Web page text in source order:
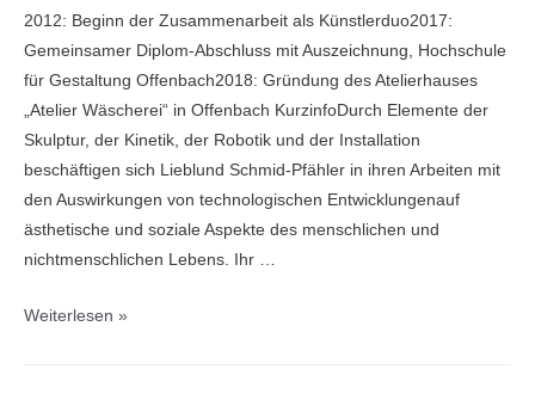
2012: Beginn der Zusammenarbeit als Künstlerduo2017:
Gemeinsamer Diplom-Abschluss mit Auszeichnung, Hochschule
für Gestaltung Offenbach2018: Gründung des Atelierhauses
„Atelier Wäscherei“ in Offenbach KurzinfoDurch Elemente der
Skulptur, der Kinetik, der Robotik und der Installation
beschäftigen sich Lieblund Schmid-Pfähler in ihren Arbeiten mit
den Auswirkungen von technologischen Entwicklungenauf
ästhetische und soziale Aspekte des menschlichen und
nichtmenschlichen Lebens. Ihr …
Carolin
Weiterlesen »